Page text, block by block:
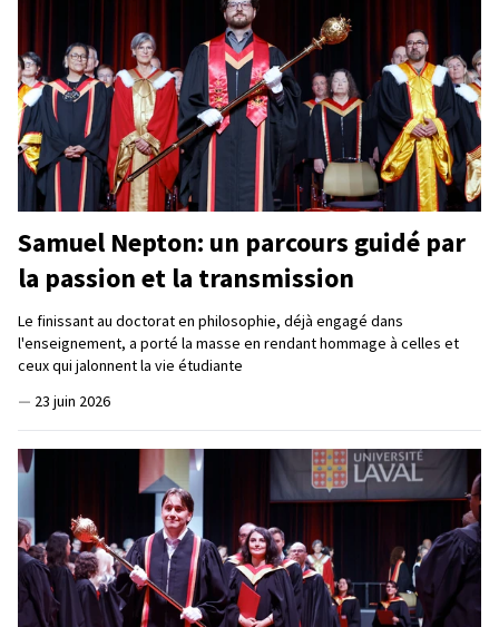
Samuel Nepton: un parcours guidé par
la passion et la transmission
Le finissant au doctorat en philosophie, déjà engagé dans
l'enseignement, a porté la masse en rendant hommage à celles et
ceux qui jalonnent la vie étudiante
— 23 juin 2026